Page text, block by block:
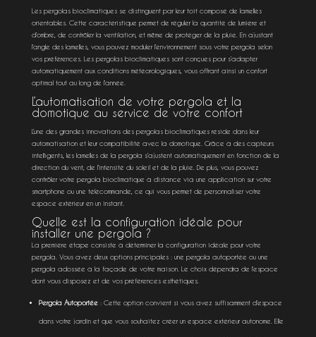
Les pergolas bioclimatiques se distinguent par leur toit composé de lamelles
orientables. Cette caractéristique permet de réguler la quantité de lumière et
d’ombre, de contrôler la ventilation, et même de protéger de la pluie. En ajustant
l’angle des lamelles, vous pouvez moduler l’environnement sous votre pergola selon
vos préférences. Les pergolas bioclimatiques sont conçues pour s’adapter
automatiquement aux conditions météorologiques, vous offrant ainsi un confort
optimal tout au long de l’année.
L’automatisation de votre pergola et la
domotique au service de votre confort
L’une des grandes innovations des pergolas bioclimatiques réside dans leur
automatisation et leur compatibilité avec la domotique. Grâce à des capteurs
intelligents, les lamelles de la pergola s’ajustent automatiquement en fonction de la
direction du vent, de l’intensité du soleil et de la pluie. De plus, vous pouvez
contrôler votre pergola bioclimatique à distance via une application sur votre
smartphone ou une télécommande, ce qui vous permet de personnaliser votre
espace extérieur en un instant.
Quelle est la configuration idéale pour
installer une pergola ?
La première étape consiste à déterminer la configuration idéale pour votre
pergola. Vous avez deux options principales : une pergola autoportée ou une
pergola adossée à la façade de votre maison. Le choix dépendra de l’espace
dont vous disposez et de vos préférences esthétiques.
Pergola Autoportée: Cette option convient si vous avez suffisamment d’espace
dans votre jardin et que vous souhaitez créer un espace extérieur autonome. Elle